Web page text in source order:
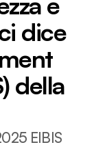
dice
della
EIBIS